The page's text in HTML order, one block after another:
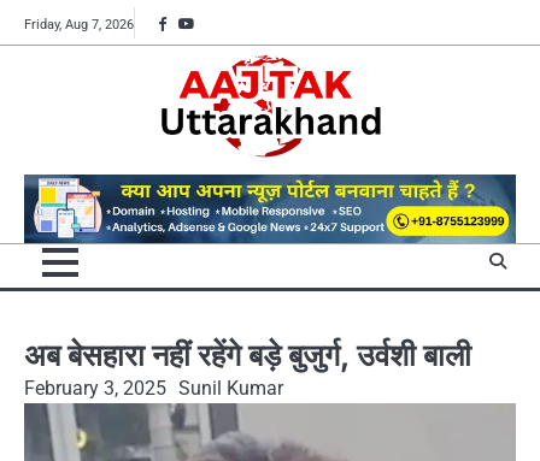
to
Friday, Aug 7, 2026 Facebook
YouTube
अब बेसहारा नहीं रहेंगे बड़े बुजुर्ग, उर्वशी बाली
February 3, 2025 Sunil Kumar